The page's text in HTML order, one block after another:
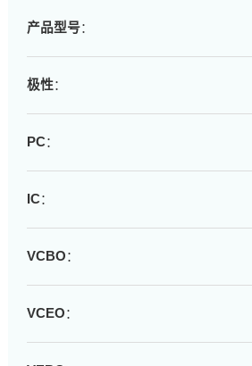
产品型号：
极性：
PC：
IC：
VCBO：
VCEO：